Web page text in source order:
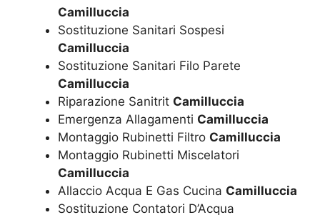
Camilluccia
Sostituzione Sanitari Sospesi
Camilluccia
Sostituzione Sanitari Filo Parete
Camilluccia
Riparazione Sanitrit Camilluccia
Emergenza Allagamenti Camilluccia
Montaggio Rubinetti Filtro Camilluccia
Montaggio Rubinetti Miscelatori
Camilluccia
Allaccio Acqua E Gas Cucina Camilluccia
Sostituzione Contatori D’Acqua